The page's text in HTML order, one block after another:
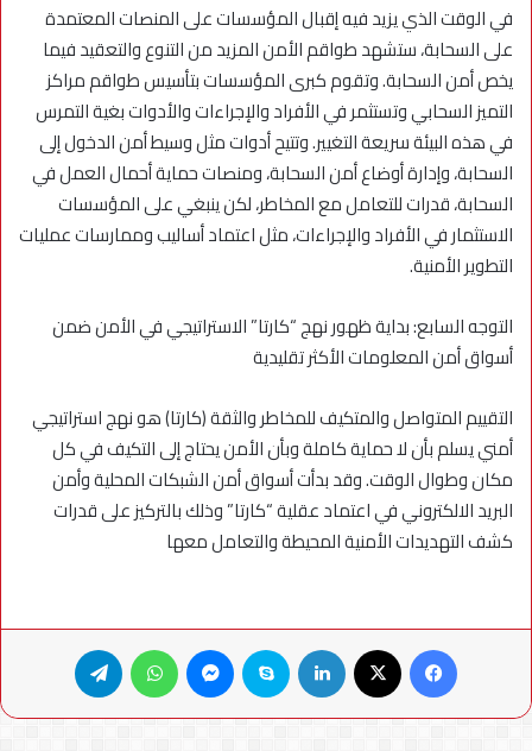
في الوقت الذي يزيد فيه إقبال المؤسسات على المنصات المعتمدة
على السحابة، ستشهد طواقم الأمن المزيد من التنوع والتعقيد فيما
يخص أمن السحابة. وتقوم كبرى المؤسسات بتأسيس طواقم مراكز
التميز السحابي وتستثمر في الأفراد والإجراءات والأدوات بغية التمرس
في هذه البيئة سريعة التغيير. وتتيح أدوات مثل وسيط أمن الدخول إلى
السحابة، وإدارة أوضاع أمن السحابة، ومنصات حماية أحمال العمل في
السحابة، قدرات للتعامل مع المخاطر، لكن ينبغي على المؤسسات
الاستثمار في الأفراد والإجراءات، مثل اعتماد أساليب وممارسات عمليات
التطوير الأمنية.
التوجه السابع: بداية ظهور نهج “كارتا” الاستراتيجي في الأمن ضمن
أسواق أمن المعلومات الأكثر تقليدية
التقييم المتواصل والمتكيف للمخاطر والثقة (كارتا) هو نهج استراتيجي
أمني يسلم بأن لا حماية كاملة وبأن الأمن يحتاج إلى التكيف في كل
مكان وطوال الوقت. وقد بدأت أسواق أمن الشبكات المحلية وأمن
البريد الالكتروني في اعتماد عقلية “كارتا” وذلك بالتركيز على قدرات
كشف التهديدات الأمنية المحيطة والتعامل معها
فيسبوك لينكدإن سكايب ماسنجر واتساب